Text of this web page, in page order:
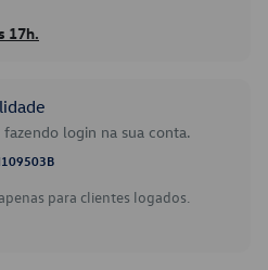
17h.
login na sua conta.
para clientes logados.